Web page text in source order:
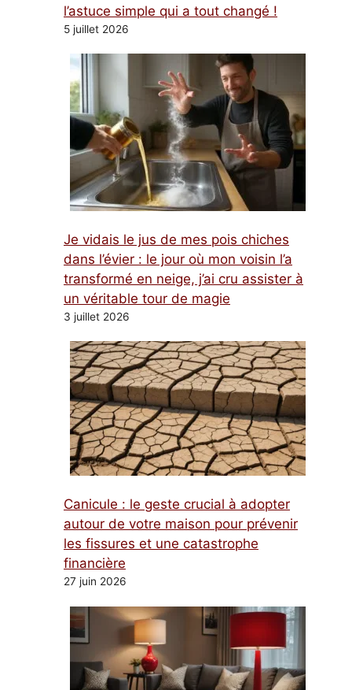
l’astuce simple qui a tout changé !
5 juillet 2026
Je vidais le jus de mes pois chiches
dans l’évier : le jour où mon voisin l’a
transformé en neige, j’ai cru assister à
un véritable tour de magie
3 juillet 2026
Canicule : le geste crucial à adopter
autour de votre maison pour prévenir
les fissures et une catastrophe
financière
27 juin 2026